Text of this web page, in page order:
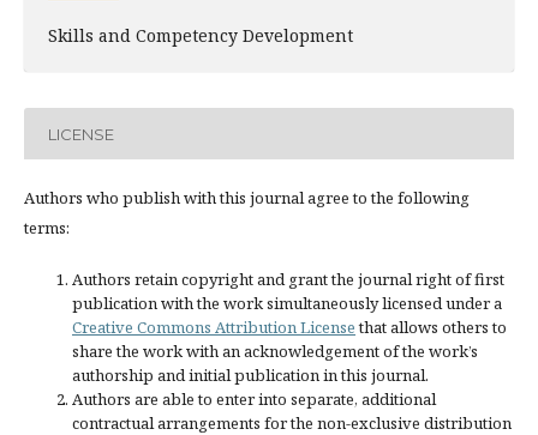
Skills and Competency Development
LICENSE
Authors who publish with this journal agree to the following
terms:
Authors retain copyright and grant the journal right of first
publication with the work simultaneously licensed under a
Creative Commons Attribution Licensethat allows others to
share the work with an acknowledgement of the work’s
authorship and initial publication in this journal.
Authors are able to enter into separate, additional
contractual arrangements for the non-exclusive distribution